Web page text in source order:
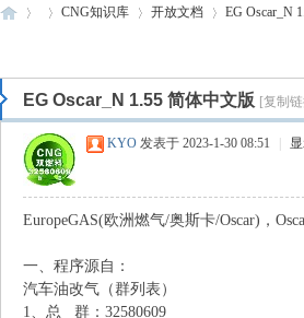
C ›
CNG知识库
›
开放文档
›
EG Oscar_N
EG Oscar_N 1.55 简体中文版 [复制
KYO 发表于 2023-1-30 08:51
EuropeGAS(欧洲燃气/奥斯卡/Oscar)，
一、程序源自：
汽车油改气（群列表）
1、总 群：32580609